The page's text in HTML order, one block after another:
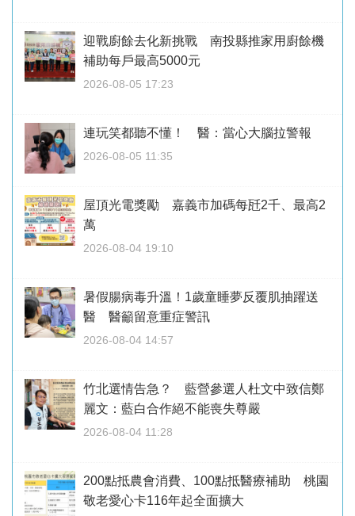
迎戰廚餘去化新挑戰 南投縣推家用廚餘機
補助每戶最高5000元
2026-08-05 17:23
連玩笑都聽不懂！ 醫：當心大腦拉警報
2026-08-05 11:35
屋頂光電獎勵 嘉義市加碼每瓩2千、最高2
萬
2026-08-04 19:10
暑假腸病毒升溫！1歲童睡夢反覆肌抽躍送
醫 醫籲留意重症警訊
2026-08-04 14:57
竹北選情告急？ 藍營參選人杜文中致信鄭
麗文：藍白合作絕不能喪失尊嚴
2026-08-04 11:28
200點抵農會消費、100點抵醫療補助 桃園
敬老愛心卡116年起全面擴大